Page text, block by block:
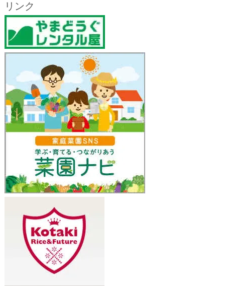
リンク